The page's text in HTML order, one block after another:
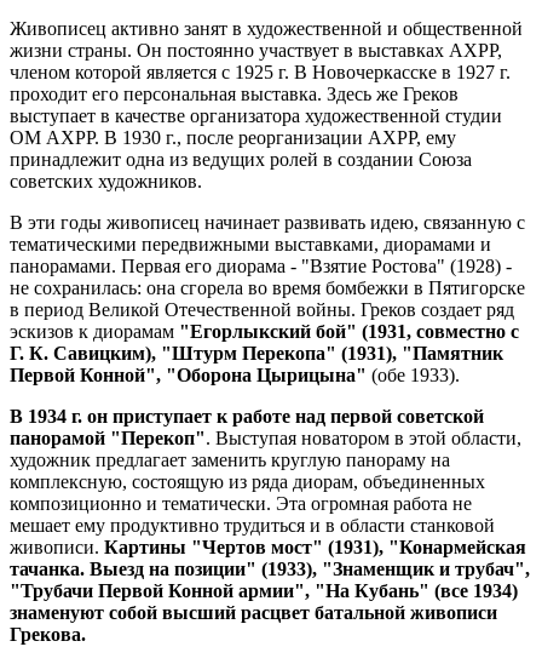
Живописец активно занят в художественной и общественной
жизни страны. Он постоянно участвует в выставках АХРР,
членом которой является с 1925 г. В Новочеркасске в 1927 г.
проходит его персональная выставка. Здесь же Греков
выступает в качестве организатора художественной студии
ОМ АХРР. В 1930 г., после реорганизации АХРР, ему
принадлежит одна из ведущих ролей в создании Союза
советских художников.
В эти годы живописец начинает развивать идею, связанную с
тематическими передвижными выставками, диорамами и
панорамами. Первая его диорама - "Взятие Ростова" (1928) -
не сохранилась: она сгорела во время бомбежки в Пятигорске
в период Великой Отечественной войны. Греков создает ряд
эскизов к диорамам "Егорлыкский бой" (1931, совместно с
Г. К. Савицким), "Штурм Перекопа" (1931), "Памятник
Первой Конной", "Оборона Цырицына" (обе 1933).
В 1934 г. он приступает к работе над первой советской
панорамой "Перекоп". Выступая новатором в этой области,
художник предлагает заменить круглую панораму на
комплексную, состоящую из ряда диорам, объединенных
композиционно и тематически. Эта огромная работа не
мешает ему продуктивно трудиться и в области станковой
живописи. Картины "Чертов мост" (1931), "Конармейская
тачанка. Выезд на позиции" (1933), "Знаменщик и трубач",
"Трубачи Первой Конной армии", "На Кубань" (все 1934)
знаменуют собой высший расцвет батальной живописи
Грекова.